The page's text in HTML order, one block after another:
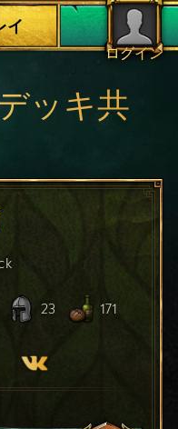
ログイン
イ
ッキ共
23 171